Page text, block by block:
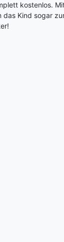
kostenlos.
Kind sogar